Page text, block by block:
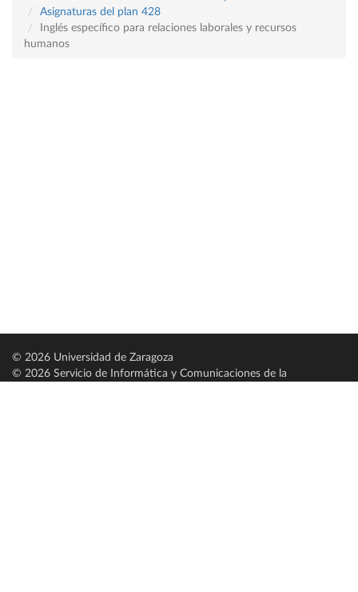
Asignaturas del plan 428
Inglés específico para relaciones laborales y recursos
humanos
© 2026 Universidad de Zaragoza
© 2026 Servicio de Informática y Comunicaciones de la